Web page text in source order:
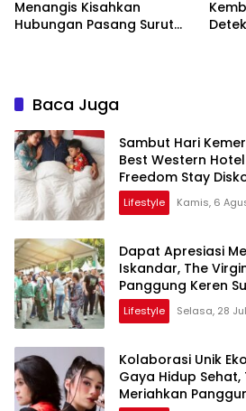
Menangis Kisahkan
Hubungan Pasang Surut
Baca Juga
Sambut Hari
Best Western
Freedom Stay
Lifestyle Kamis, 6
Dapat Apresiasi
Iskandar, The Virgin:
Panggung Keren
Kolaborasi Apik
Lifestyle Selasa, 28
Kolaborasi Unik
Gaya Hidup Sehat,
Meriahkan